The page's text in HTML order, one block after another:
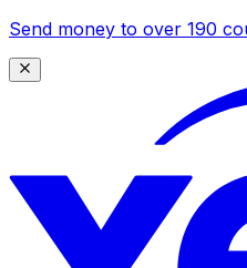
Send money to over 190